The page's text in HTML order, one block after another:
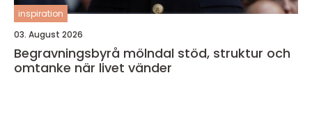
inspiration
03. August 2026
Begravningsbyrå mölndal stöd, struktur och
omtanke när livet vänder